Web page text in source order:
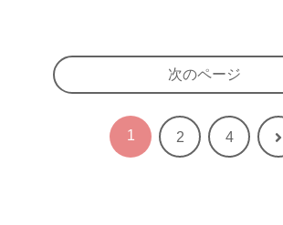
次のページ
1 2 4 次